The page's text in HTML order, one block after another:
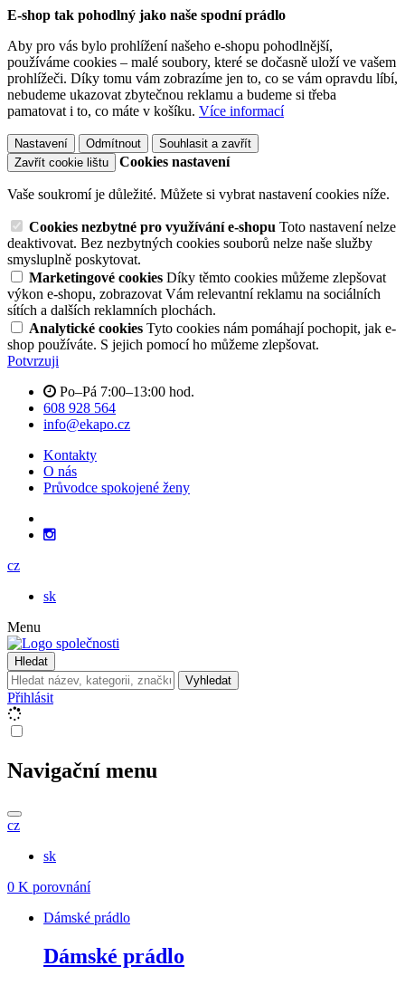
E-shop tak pohodlný jako naše spodní prádlo
Aby pro vás bylo prohlížení našeho e-shopu pohodlnější,
používáme cookies – malé soubory, které se dočasně uloží ve vašem
prohlížeči. Díky tomu vám zobrazíme jen to, co se vám opravdu líbí,
nebudeme ukazovat zbytečnou reklamu a budeme si třeba
pamatovat i to, co máte v košíku. Více informací
Nastavení Odmítnout
Souhlasit a zavřít
Zavřít cookie lištu
Cookies nastavení
Vaše soukromí je důležité. Můžete si vybrat nastavení cookies níže.
Cookies nezbytné pro využívání e-shopu Toto nastavení nelze
deaktivovat. Bez nezbytných cookies souborů nelze naše služby
smysluplně poskytovat.
Marketingové cookies Díky těmto cookies můžeme zlepšovat
výkon e-shopu, zobrazovat Vám relevantní reklamu na sociálních
sítích a dalších reklamních plochách.
Analytické cookies Tyto cookies nám pomáhají pochopit, jak e-
shop používáte. S jejich pomocí ho můžeme zlepšovat.
Potvrzuji
Po–Pá 7:00–13:00 hod.
608 928 564
info@ekapo.cz
Kontakty
O nás
Průvodce spokojené ženy
cz
sk
Menu
Hledat
Vyhledat
Přihlásit
Navigační menu
cz
sk
0 K porovnání
Dámské prádlo
Dámské prádlo